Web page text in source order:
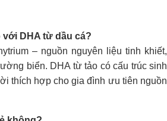
với DHA từ dầu cá?
– nguồn nguyên liệu tinh khiết,
biển. DHA từ tảo có cấu trúc sinh
thích hợp cho gia đình ưu tiên nguồn